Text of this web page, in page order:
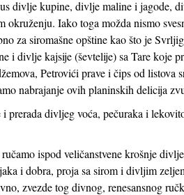
divlje kupine, divlje maline i jagode,
okruženju. Iako toga možda nismo
za siromašne opštine kao što je
i divlje kajsije (ševtelije) sa Tare koje
Petrovići prave i čips od listova
nabrajanje ovih planinskih delicija
prerada divljeg voća, pečuraka i
ispod veličanstvene krošnje
i dobra, proja sa sirom i divljim
zvezde tog divnog, renesansnog